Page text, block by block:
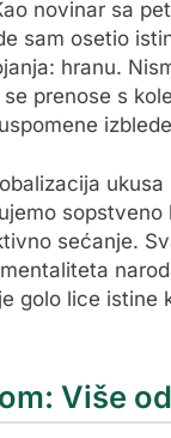
novinar sa
sam osetio
hranu.
prenose s
sećanje.
golo lice istine
Više